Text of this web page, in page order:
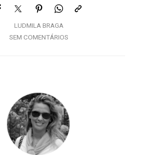
LUDMILA BRAGA
SEM COMENTÁRIOS